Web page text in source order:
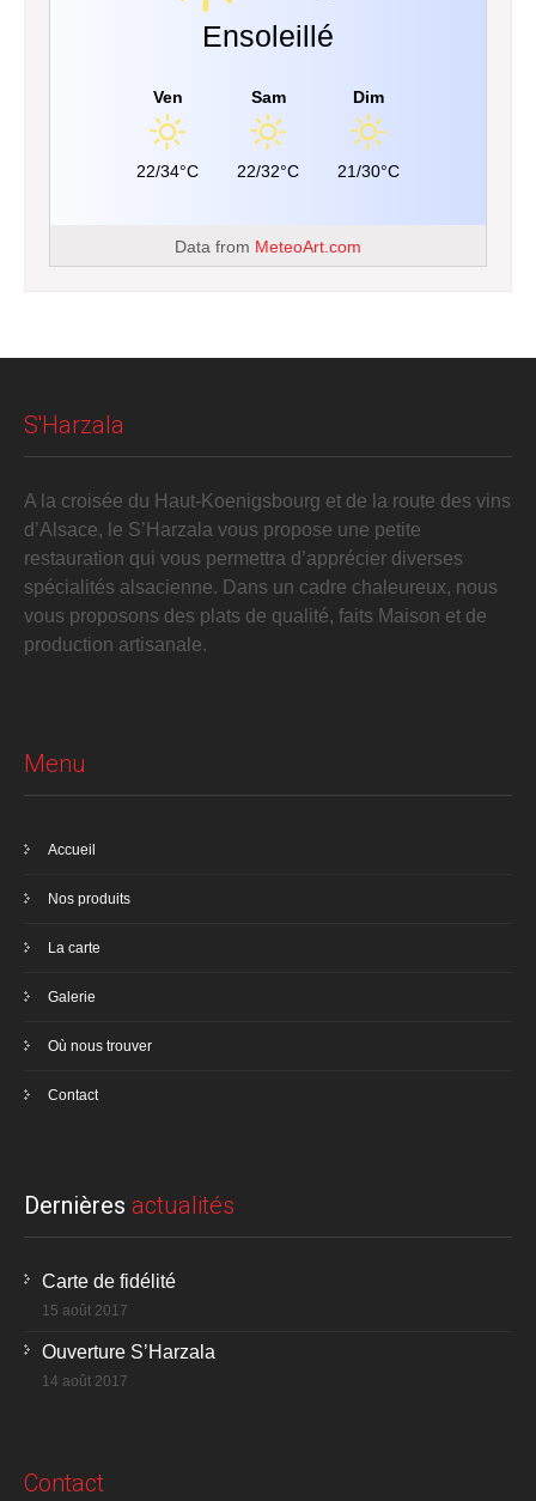
Ensoleillé
Ven
22/34°C
Sam
22/32°C
Dim
21/30°C
Data from MeteoArt.com
S'Harzala
A la croisée du Haut-Koenigsbourg et de la route des vins
d’Alsace, le S’Harzala vous propose une petite
restauration qui vous permettra d’apprécier diverses
spécialités alsacienne. Dans un cadre chaleureux, nous
vous proposons des plats de qualité, faits Maison et de
production artisanale.
Menu
Accueil
Nos produits
La carte
Galerie
Où nous trouver
Contact
Dernières actualités
Carte de fidélité
15 août 2017
Ouverture S’Harzala
14 août 2017
Contact